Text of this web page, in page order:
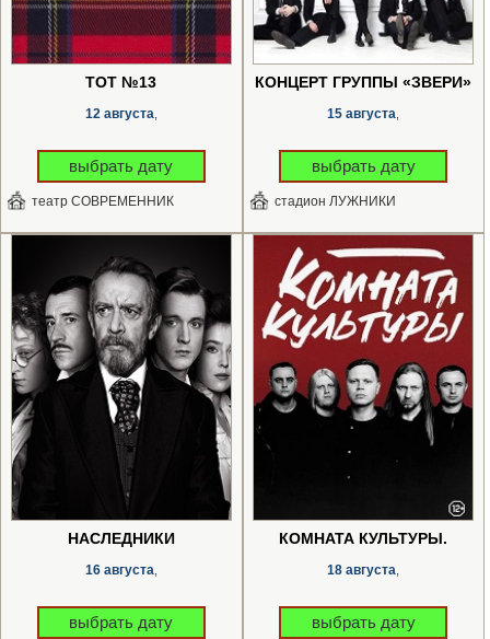
ТОТ №13
12 августа
выбрать дату
театр СОВРЕМЕННИК
КОНЦЕРТ ГРУППЫ «ЗВЕРИ»
15 августа
выбрать дату
стадион ЛУЖНИКИ
НАСЛЕДНИКИ
16 августа
выбрать дату
КОМНАТА КУЛЬТУРЫ.
18 августа
выбрать дату